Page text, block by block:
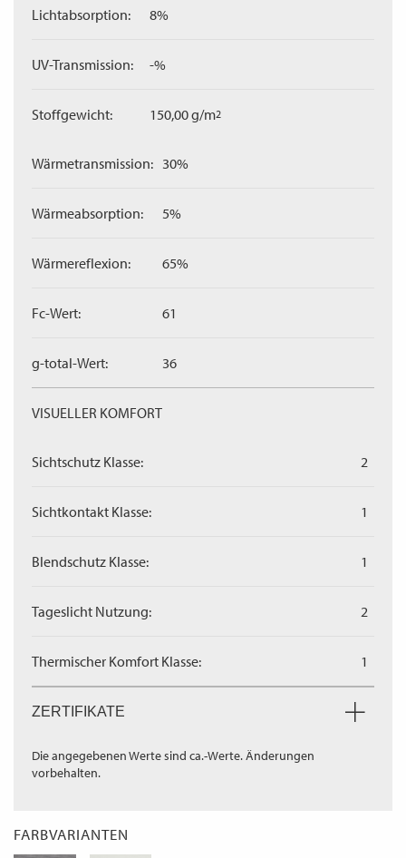
Lichtabsorption: 8%
UV-Transmission: -%
Stoffgewicht: 150,00 g/m2
Wärmetransmission: 30%
Wärmeabsorption: 5%
Wärmereflexion: 65%
Fc-Wert: 61
g-total-Wert: 36
VISUELLER KOMFORT
Sichtschutz Klasse: 2
Sichtkontakt Klasse: 1
Blendschutz Klasse: 1
Tageslicht Nutzung: 2
Thermischer Komfort Klasse: 1
ZERTIFIKATE
Die angegebenen Werte sind ca.-Werte. Änderungen
vorbehalten.
FARBVARIANTEN